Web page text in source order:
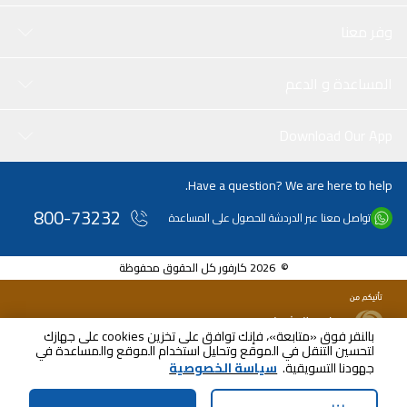
بالنقر فوق «متابعة»، فإنك توافق على تخزين cookies على جهازك
لتحسين التنقل في الموقع وتحليل استخدام الموقع والمساعدة في
جهودنا التسويقية. سياسة الخصوصية
Have a question? We are here to help.
تواصل معنا عبر الدردشة للحصول على المساعدة 800-73232
© 2026 كارفور كل الحقوق محفوظة